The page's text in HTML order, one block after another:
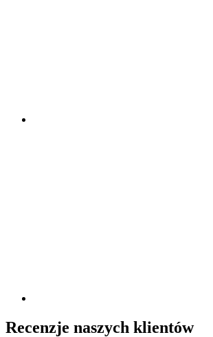
Recenzje naszych klientów